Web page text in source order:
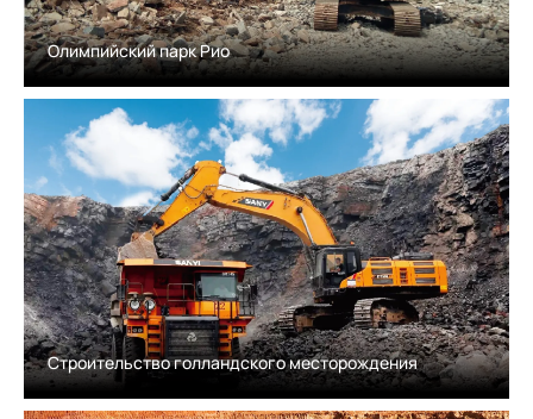
Олимпийский парк Рио
Строительство голландского месторождения